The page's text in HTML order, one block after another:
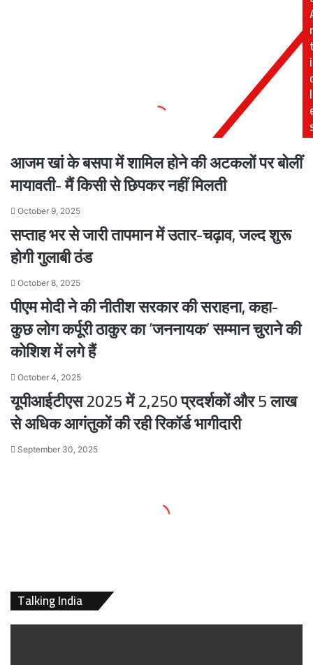
r
i
l
आजम खां के बसपा में शामिल होने की अटकलों पर बोलीं
मायावती- मैं किसी से छिपकर नहीं मिलती
October 9, 2025
सप्ताह भर से जारी तापमान में उतार-चढ़ाव, जल्द शुरू
होगी गुलाबी ठंड
October 8, 2025
पीएम मोदी ने की नीतीश सरकार की सराहना, कहा-
कुछ लोग कर्पूरी ठाकुर का ‘जननायक’ सम्मान चुराने की
कोशिश में लगे हैं
October 4, 2025
यूपीआईटीएस 2025 में 2,250 प्रदर्शकों और 5 लाख
से अधिक आगंतुकों की रही रिकॉर्ड भागीदारी
September 30, 2025
Talking India